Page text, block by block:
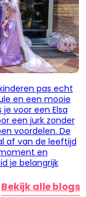
pas echt
en een mooie
je voor een Elsa
een jurk zonder
voordelen. De
af van de leeftijd
en
je belangrijk
Bekijk alle blogs